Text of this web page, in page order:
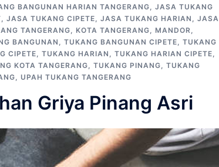
BANGUNAN HARIAN TANGERANG, JASA TUKANG
, JASA TUKANG CIPETE, JASA TUKANG HARIAN , JASA
TANGERANG, KOTA TANGERANG, MANDOR,
BANGUNAN, TUKANG BANGUNAN CIPETE, TUKANG
CIPETE, TUKANG HARIAN , TUKANG HARIAN CIPETE,
KOTA TANGERANG, TUKANG PINANG, TUKANG
, UPAH TUKANG TANGERANG
Griya Pinang Asri